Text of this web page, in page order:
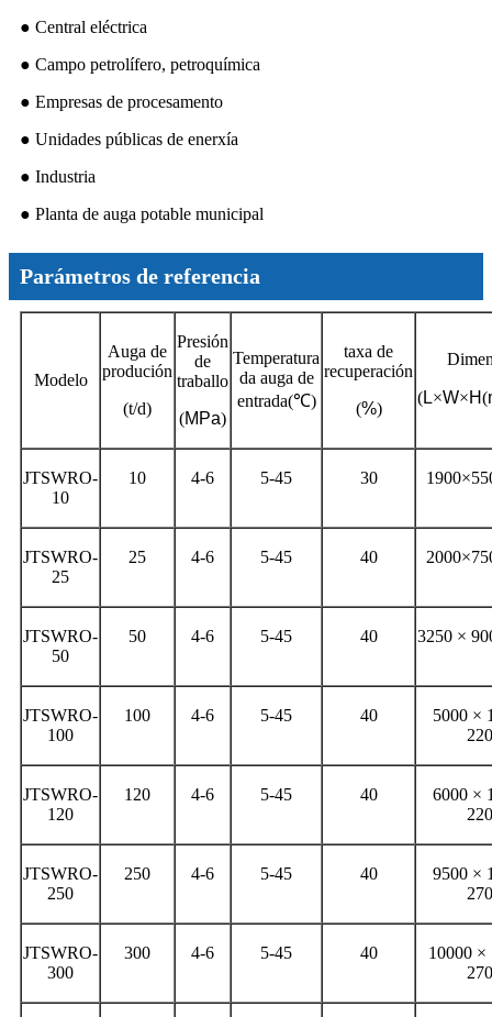
● Central eléctrica
● Campo petrolífero, petroquímica
● Empresas de procesamento
● Unidades públicas de enerxía
● Industria
● Planta de auga potable municipal
Parámetros de referencia
Modelo
Auga de
produción
(t/d)
Presión
de
traballo
(MPa)
Temperatura
da auga de
entrada(℃)
taxa de
recuperación
(%)
(L×W×H(
JTSWRO-
10
10 4-6 5-45 30
JTSWRO-
25
25 4-6 5-45 40
JTSWRO-
50
50 4-6 5-45 40 3250 ×
JTSWRO-
100
100 4-6 5-45 40
5000 ×
JTSWRO-
120
120 4-6 5-45 40
6000 ×
JTSWRO-
250
250 4-6 5-45 40
9500 ×
JTSWRO-
300
300 4-6 5-45 40
10000 ×